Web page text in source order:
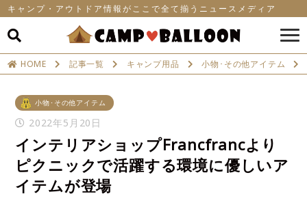
キャンプ・アウトドア情報がここで全て揃うニュースメディア
HOME 記事一覧 キャンプ用品 小物･その他アイテム
小物･その他アイテム
2022年5月20日
インテリアショップFrancfrancより
ピクニックで活躍する環境に優しいア
イテムが登場